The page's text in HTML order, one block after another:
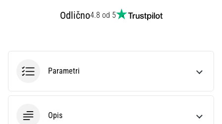
koleno,
znano
sindrom
traktusa
Odlično4.8 od 5
Parametri
Opis